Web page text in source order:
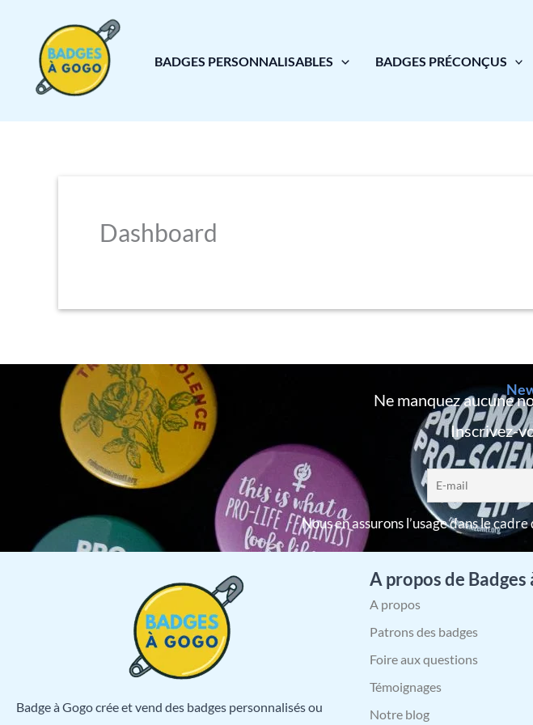
contenu
BADGES PERSONNALISABLES BADGES PRÉCONÇUS
Dashboard
Ne manquez aucune
Inscrivez-
Nous en assurons l’usage dans le
Badge à Gogo crée et vend des badges personnalisés ou
A propos de Badges
A propos
Patrons des badges
Foire aux questions
Témoignages
Notre blog